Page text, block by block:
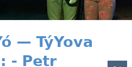
— TýYova
- Petr